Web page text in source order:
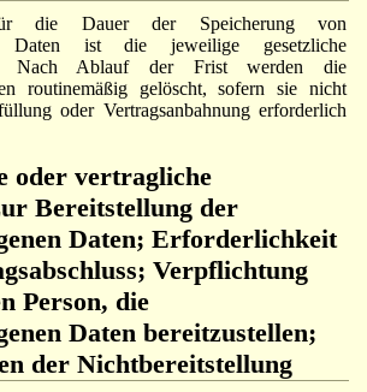
die Dauer der Speicherung von
Daten ist die jeweilige gesetzliche
Nach Ablauf der Frist werden die
routinemäßig gelöscht, sofern sie nicht
oder Vertragsanbahnung erforderlich
oder vertragliche
Bereitstellung der
Daten; Erforderlichkeit
Verpflichtung
Person, die
Daten bereitzustellen;
der Nichtbereitstellung